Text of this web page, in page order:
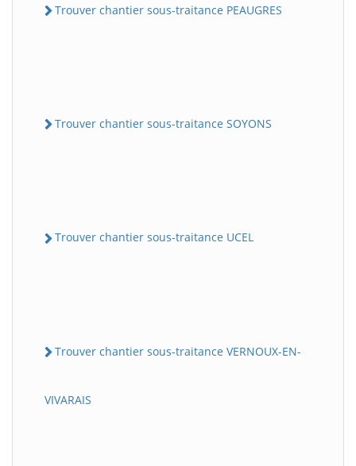
Trouver chantier sous-traitance PEAUGRES
Trouver chantier sous-traitance SOYONS
Trouver chantier sous-traitance UCEL
Trouver chantier sous-traitance VERNOUX-EN-
VIVARAIS